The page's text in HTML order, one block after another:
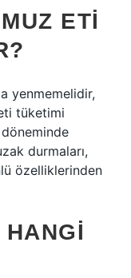
ETI
yenmemelidir,
tüketimi
döneminde
durmaları,
özelliklerinden